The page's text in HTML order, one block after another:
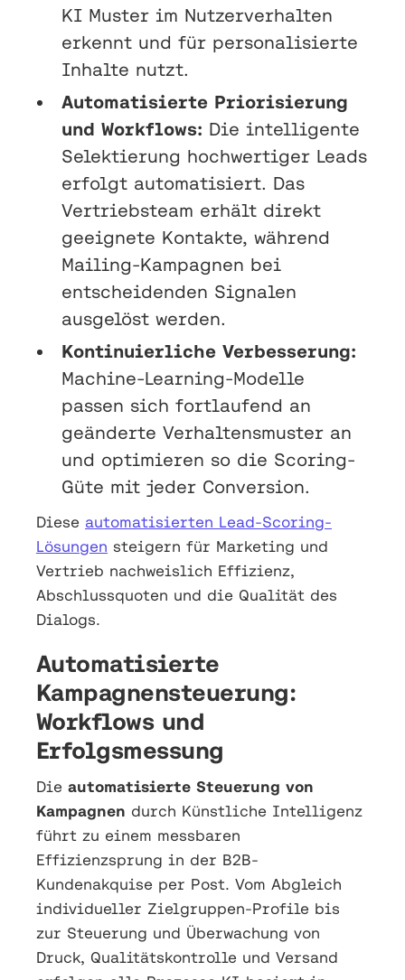
KI Muster im Nutzerverhalten
erkennt und für personalisierte
Inhalte nutzt.
Automatisierte Priorisierung
und Workflows: Die intelligente
Selektierung hochwertiger Leads
erfolgt automatisiert. Das
Vertriebsteam erhält direkt
geeignete Kontakte, während
Mailing-Kampagnen bei
entscheidenden Signalen
ausgelöst werden.
Kontinuierliche Verbesserung:
Machine-Learning-Modelle
passen sich fortlaufend an
geänderte Verhaltensmuster an
und optimieren so die Scoring-
Güte mit jeder Conversion.
Diese automatisierten Lead-Scoring-
Lösungen steigern für Marketing und
Vertrieb nachweislich Effizienz,
Abschlussquoten und die Qualität des
Dialogs.
Automatisierte
Kampagnensteuerung:
Workflows und
Erfolgsmessung
Die automatisierte Steuerung von
Kampagnen durch Künstliche Intelligenz
führt zu einem messbaren
Effizienzsprung in der B2B-
Kundenakquise per Post. Vom Abgleich
individueller Zielgruppen-Profile bis
zur Steuerung und Überwachung von
Druck, Qualitätskontrolle und Versand